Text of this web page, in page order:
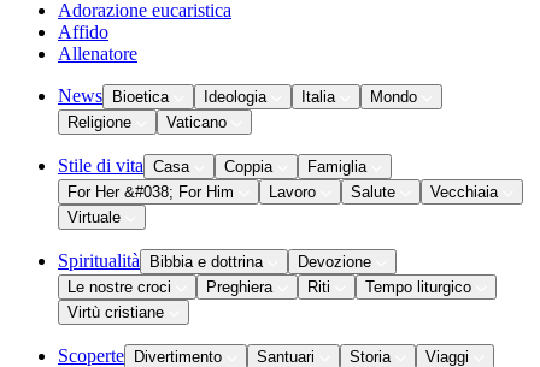
Adorazione eucaristica
Affido
Allenatore
News Bioetica Ideologia Italia
Mondo
Religione
Vaticano
Stile di vita Casa Coppia
Famiglia
For Her &#038; For Him
Lavoro Salute
Vecchiaia
Virtuale
Spiritualità Bibbia e dottrina
Devozione
Le nostre croci
Preghiera Riti
Tempo liturgico
Virtù cristiane
Scoperte Divertimento Santuari Storia Viaggi